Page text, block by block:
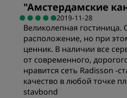
"Амстердамские
2019-11-28
Великолепная гостиница.
расположение, но при
ценник. В наличии все
от современного,
нравится сеть Radisson -
качество в любой точке
stavbond